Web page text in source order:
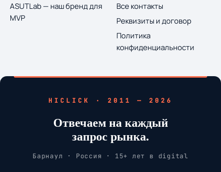
ASUTLab — наш бренд для
MVP
Все контакты
Реквизиты и договор
Политика
конфиденциальности
HICLICK · 2011 — 2026
Отвечаем на каждый
запрос рынка.
Барнаул · Россия · 15+ лет в digital